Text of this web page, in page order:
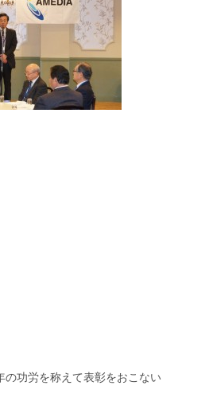
の功労を称えて表彰をおこない